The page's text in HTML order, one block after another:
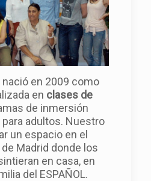
nació en 2009 como
en clases de
de inmersión
adultos. Nuestro
un espacio en el
Madrid donde los
en casa, en
del ESPAÑOL.